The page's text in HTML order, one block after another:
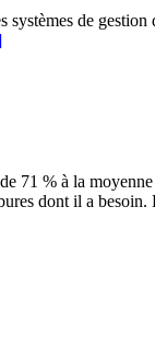
de
% à la
dont il a besoin.